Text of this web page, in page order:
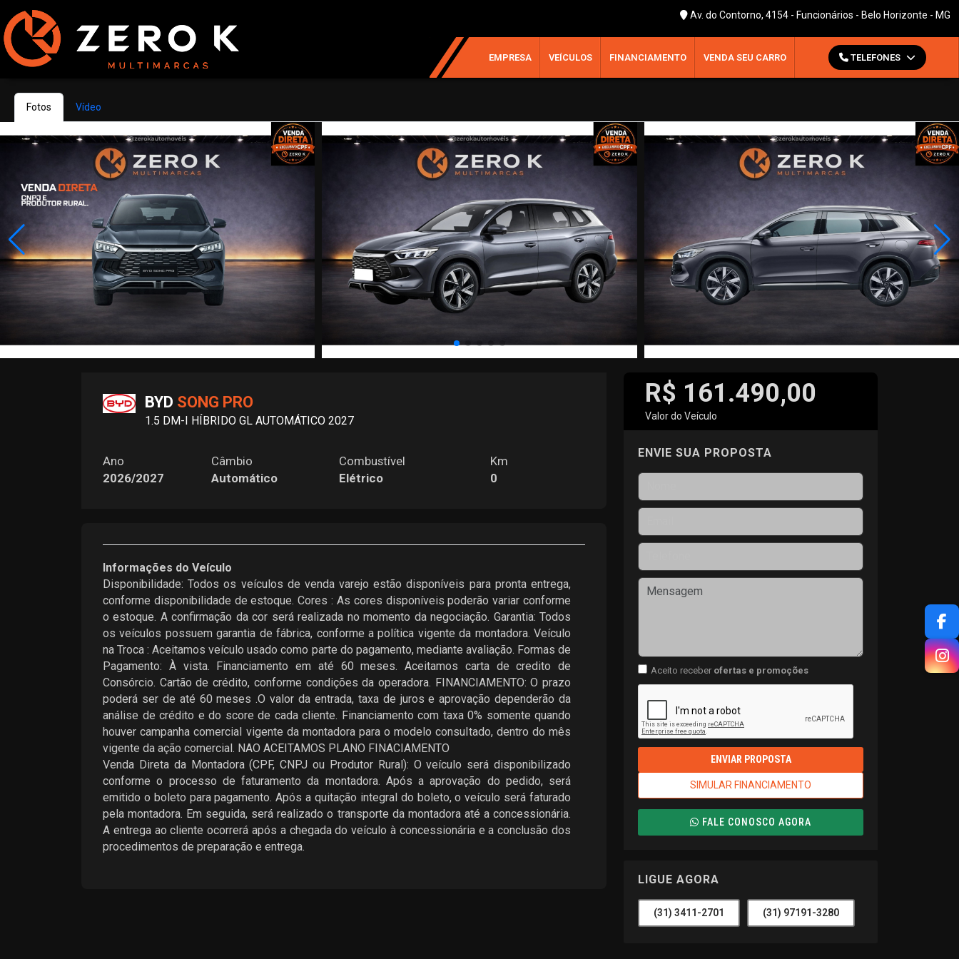
Av. do Contorno, 4154 - Funcionários - Belo Horizonte - MG
EMPRESA VEÍCULOS FINANCIAMENTO VENDA SEU CARRO TELEFONES
Fotos Vídeo
BYD SONG PRO
1.5 DM-I HÍBRIDO GL AUTOMÁTICO 2027
Ano
2026/2027
Câmbio
Automático
Combustível
Elétrico
Km
0
Informações do Veículo
Disponibilidade: Todos os veículos de venda varejo estão disponíveis para pronta entrega,
conforme disponibilidade de estoque. Cores : As cores disponíveis poderão variar conforme
o estoque. A confirmação da cor será realizada no momento da negociação. Garantia: Todos
os veículos possuem garantia de fábrica, conforme a política vigente da montadora. Veículo
na Troca : Aceitamos veículo usado como parte do pagamento, mediante avaliação. Formas de
Pagamento: À vista. Financiamento em até 60 meses. Aceitamos carta de credito de
Consórcio. Cartão de crédito, conforme condições da operadora. FINANCIAMENTO: O prazo
poderá ser de até 60 meses .O valor da entrada, taxa de juros e aprovação dependerão da
análise de crédito e do score de cada cliente. Financiamento com taxa 0% somente quando
houver campanha comercial vigente da montadora para o modelo consultado, dentro do mês
vigente da ação comercial. NAO ACEITAMOS PLANO FINACIAMENTO
Venda Direta da Montadora (CPF, CNPJ ou Produtor Rural): O veículo será disponibilizado
conforme o processo de faturamento da montadora. Após a aprovação do pedido, será
emitido o boleto para pagamento. Após a quitação integral do boleto, o veículo será faturado
pela montadora. Em seguida, será realizado o transporte da montadora até a concessionária.
A entrega ao cliente ocorrerá após a chegada do veículo à concessionária e a conclusão dos
procedimentos de preparação e entrega.
R$ 161.490,00
Valor do Veículo
ENVIE SUA PROPOSTA
Aceito receber ofertas e promoções
ENVIAR PROPOSTA
SIMULAR FINANCIAMENTO
FALE CONOSCO AGORA
LIGUE AGORA
(31) 3411-2701 (31) 97191-3280